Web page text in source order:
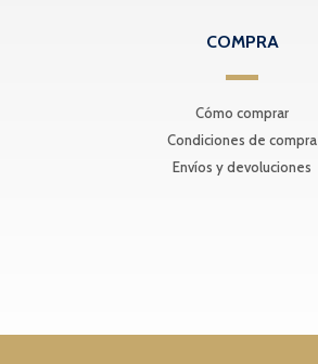
COMPRA
Cómo comprar
Condiciones de compra
Envíos y devoluciones